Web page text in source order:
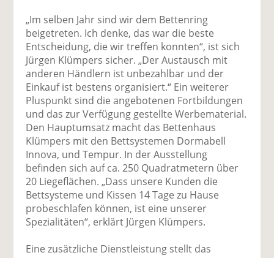
„Im selben Jahr sind wir dem Bettenring
beigetreten. Ich denke, das war die beste
Entscheidung, die wir treffen konnten“, ist sich
Jürgen Klümpers sicher. „Der Austausch mit
anderen Händlern ist unbezahlbar und der
Einkauf ist bestens organisiert.“ Ein weiterer
Pluspunkt sind die angebotenen Fortbildungen
und das zur Verfügung gestellte Werbematerial.
Den Hauptumsatz macht das Bettenhaus
Klümpers mit den Bettsystemen Dormabell
Innova, und Tempur. In der Ausstellung
befinden sich auf ca. 250 Quadratmetern über
20 Liegeflächen. „Dass unsere Kunden die
Bettsysteme und Kissen 14 Tage zu Hause
probeschlafen können, ist eine unserer
Spezialitäten“, erklärt Jürgen Klümpers.
Eine zusätzliche Dienstleistung stellt das